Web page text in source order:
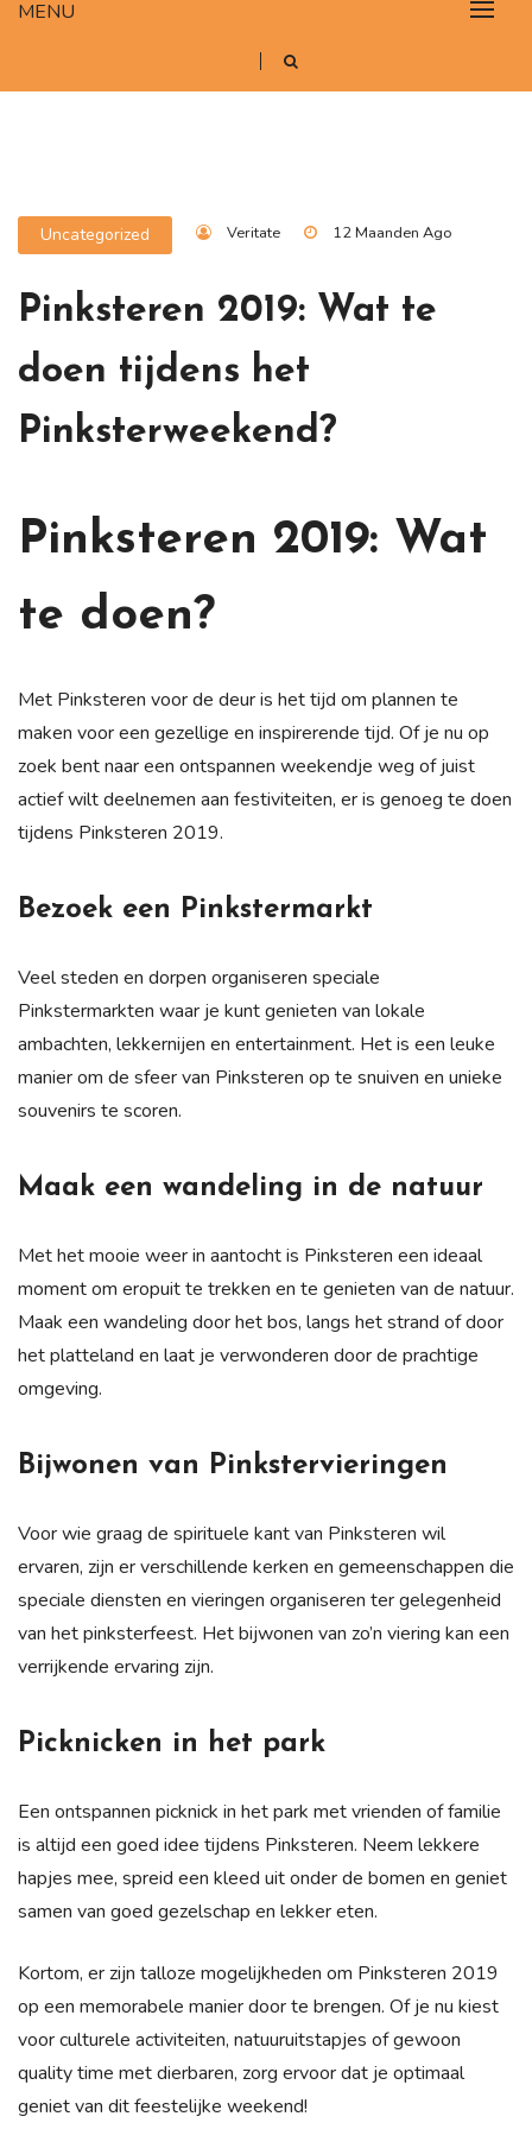
MENU
Uncategorized Veritate 12 Maanden Ago
Pinksteren 2019: Wat te
doen tijdens het
Pinksterweekend?
Pinksteren 2019: Wat
te doen?
Met Pinksteren voor de deur is het tijd om plannen te
maken voor een gezellige en inspirerende tijd. Of je nu op
zoek bent naar een ontspannen weekendje weg of juist
actief wilt deelnemen aan festiviteiten, er is genoeg te doen
tijdens Pinksteren 2019.
Bezoek een Pinkstermarkt
Veel steden en dorpen organiseren speciale
Pinkstermarkten waar je kunt genieten van lokale
ambachten, lekkernijen en entertainment. Het is een leuke
manier om de sfeer van Pinksteren op te snuiven en unieke
souvenirs te scoren.
Maak een wandeling in de natuur
Met het mooie weer in aantocht is Pinksteren een ideaal
moment om eropuit te trekken en te genieten van de natuur.
Maak een wandeling door het bos, langs het strand of door
het platteland en laat je verwonderen door de prachtige
omgeving.
Bijwonen van Pinkstervieringen
Voor wie graag de spirituele kant van Pinksteren wil
ervaren, zijn er verschillende kerken en gemeenschappen die
speciale diensten en vieringen organiseren ter gelegenheid
van het pinksterfeest. Het bijwonen van zo’n viering kan een
verrijkende ervaring zijn.
Picknicken in het park
Een ontspannen picknick in het park met vrienden of familie
is altijd een goed idee tijdens Pinksteren. Neem lekkere
hapjes mee, spreid een kleed uit onder de bomen en geniet
samen van goed gezelschap en lekker eten.
Kortom, er zijn talloze mogelijkheden om Pinksteren 2019
op een memorabele manier door te brengen. Of je nu kiest
voor culturele activiteiten, natuuruitstapjes of gewoon
quality time met dierbaren, zorg ervoor dat je optimaal
geniet van dit feestelijke weekend!